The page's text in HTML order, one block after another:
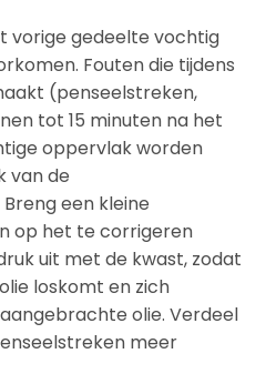
vorige gedeelte vochtig
Fouten die tijdens
(penseelstreken,
tot 15 minuten na het
oppervlak worden
van de
een kleine
op het te corrigeren
uit met de kwast, zodat
loskomt en zich
olie. Verdeel
meer